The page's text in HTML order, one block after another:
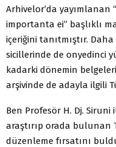
Arhivelor’da yayımlanan
importanta ei” başlıklı
içeriğini tanıtmıştır.
sicillerinde de onyedinci
kadarki dönemin
arşivinde de adayla ilgili
Ben Profesör H. Dj.
araştırıp orada bulunan
düzenleme fırsatını